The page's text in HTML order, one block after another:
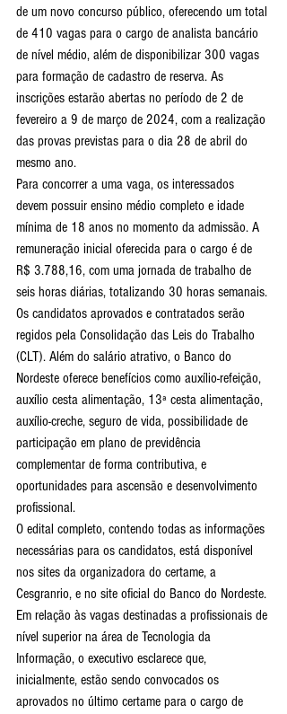
de um novo concurso público, oferecendo um total
de 410 vagas para o cargo de analista bancário
de nível médio, além de disponibilizar 300 vagas
para formação de cadastro de reserva. As
inscrições estarão abertas no período de 2 de
fevereiro a 9 de março de 2024, com a realização
das provas previstas para o dia 28 de abril do
mesmo ano.
Para concorrer a uma vaga, os interessados
devem possuir ensino médio completo e idade
mínima de 18 anos no momento da admissão. A
remuneração inicial oferecida para o cargo é de
R$ 3.788,16, com uma jornada de trabalho de
seis horas diárias, totalizando 30 horas semanais.
Os candidatos aprovados e contratados serão
regidos pela Consolidação das Leis do Trabalho
(CLT). Além do salário atrativo, o Banco do
Nordeste oferece benefícios como auxílio-refeição,
auxílio cesta alimentação, 13ª cesta alimentação,
auxílio-creche, seguro de vida, possibilidade de
participação em plano de previdência
complementar de forma contributiva, e
oportunidades para ascensão e desenvolvimento
profissional.
O edital completo, contendo todas as informações
necessárias para os candidatos, está disponível
nos sites da organizadora do certame, a
Cesgranrio, e no site oficial do Banco do Nordeste.
Em relação às vagas destinadas a profissionais de
nível superior na área de Tecnologia da
Informação, o executivo esclarece que,
inicialmente, estão sendo convocados os
aprovados no último certame para o cargo de